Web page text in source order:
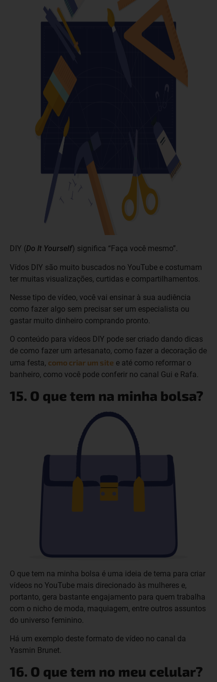
DIY (Do It Yourself) significa “Faça você mesmo”.
Vídos DIY são muito buscados no YouTube e costumam
ter muitas visualizações, curtidas e compartilhamentos.
Nesse tipo de vídeo, você vai ensinar à sua audiência
como fazer algo sem precisar ser um especialista ou
gastar muito dinheiro comprando pronto.
O conteúdo para vídeos DIY pode ser criado dando dicas
de como fazer um artesanato, como fazer a decoração de
uma festa, como criar um site e até como reformar o
banheiro, como você pode conferir no canal Gui e Rafa.
15. O que tem na minha bolsa?
O que tem na minha bolsa é uma ideia de tema para criar
vídeos no YouTube mais direcionado às mulheres e,
portanto, gera bastante engajamento para quem trabalha
com o nicho de moda, maquiagem, entre outros assuntos
do universo feminino.
Há um exemplo deste formato de vídeo no canal da
Yasmin Brunet.
16. O que tem no meu celular?